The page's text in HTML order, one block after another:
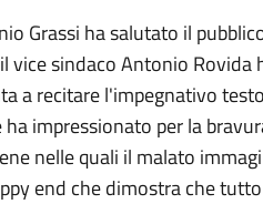
Grassi ha salutato il
vice sindaco Antonio
a recitare l'impegnativo
impressionato per la
nelle quali il malato
end che dimostra che